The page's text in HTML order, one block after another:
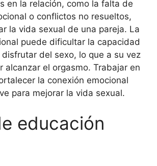
en la relación, como la falta de
o conflictos no resueltos,
la vida sexual de una pareja. La
puede dificultar la capacidad
del sexo, lo que a su vez
alcanzar el orgasmo. Trabajar en
la conexión emocional
para mejorar la vida sexual.
educación